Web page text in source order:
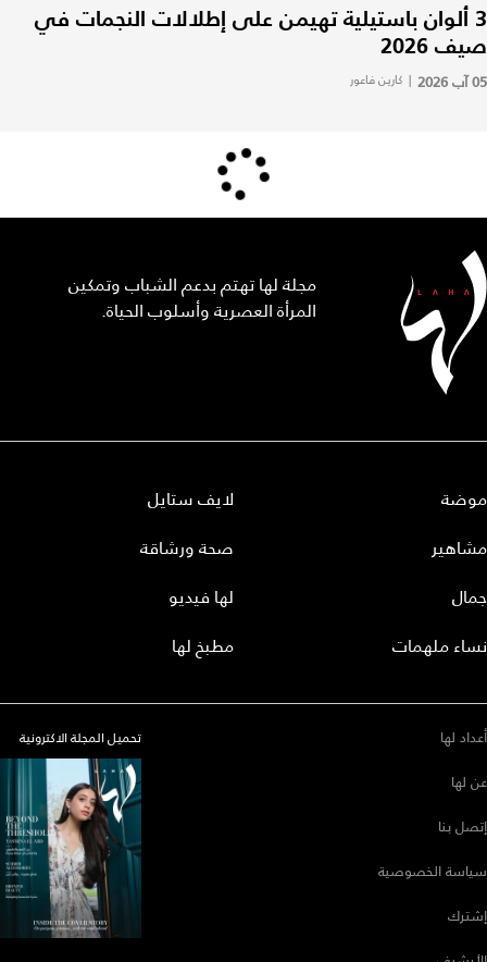
3 ألوان باستيلية تهيمن على إطلالات النجمات في
صيف 2026
05 آب 2026 | كارين فاعور
مجلة لها تهتم بدعم الشباب وتمكين
المرأة العصرية وأسلوب الحياة.
موضة
مشاهير
جمال
نساء ملهمات
لايف ستايل
صحة ورشاقة
لها فيديو
مطبخ لها
أعداد لها
عن لها
إتصل بنا
سياسة الخصوصية
إشترك
تحميل المجلة الاكترونية